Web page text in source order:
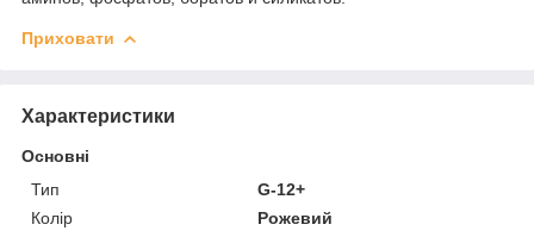
Приховати
Характеристики
Основні
Тип
G-12+
Колір
Рожевий